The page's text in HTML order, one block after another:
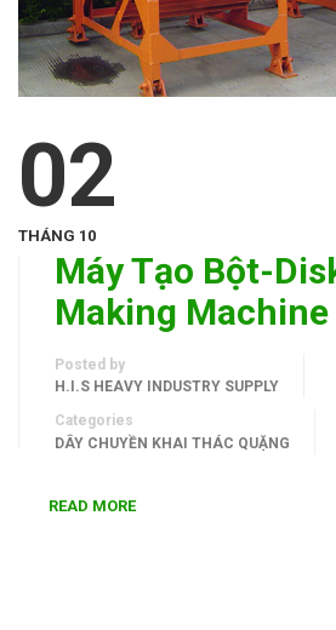
02
THÁNG 10
Máy Tạo Bột-
Making Machine
Posted by
H.I.S HEAVY INDUSTRY SUPPLY
Categories
DÂY CHUYỀN KHAI THÁC QUẶNG
READ MORE